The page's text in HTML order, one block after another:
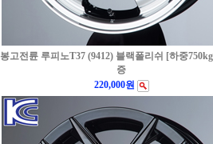
봉고전륜 루피노T37 (9412) 블랙폴리쉬 [하중
증
220,000원